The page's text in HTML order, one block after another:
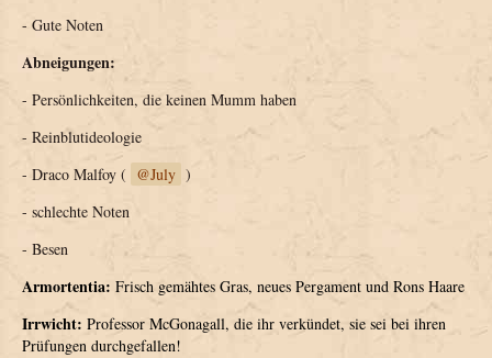
- Gute Noten
Abneigungen:
- Persönlichkeiten, die keinen Mumm haben
- Reinblutideologie
- Draco Malfoy (
July )
- schlechte Noten
- Besen
Armortentia: Frisch gemähtes Gras, neues Pergament und Rons Haare
Irrwicht: Professor McGonagall, die ihr verkündet, sie sei bei ihren
Prüfungen durchgefallen!